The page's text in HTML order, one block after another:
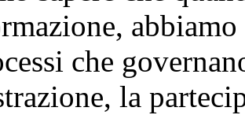
che
la